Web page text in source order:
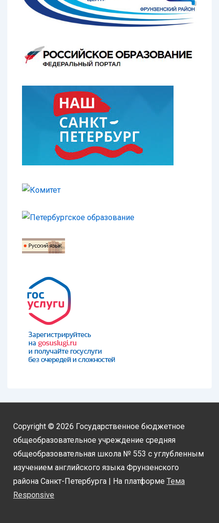
Copyright © 2026 Государственное бюджетное
общеобразовательное учреждение средняя
общеобразовательная школа № 553 с углубленным
изучением английского языка Фрунзенского
района Санкт-Петербурга | На платформе Тема
Responsive